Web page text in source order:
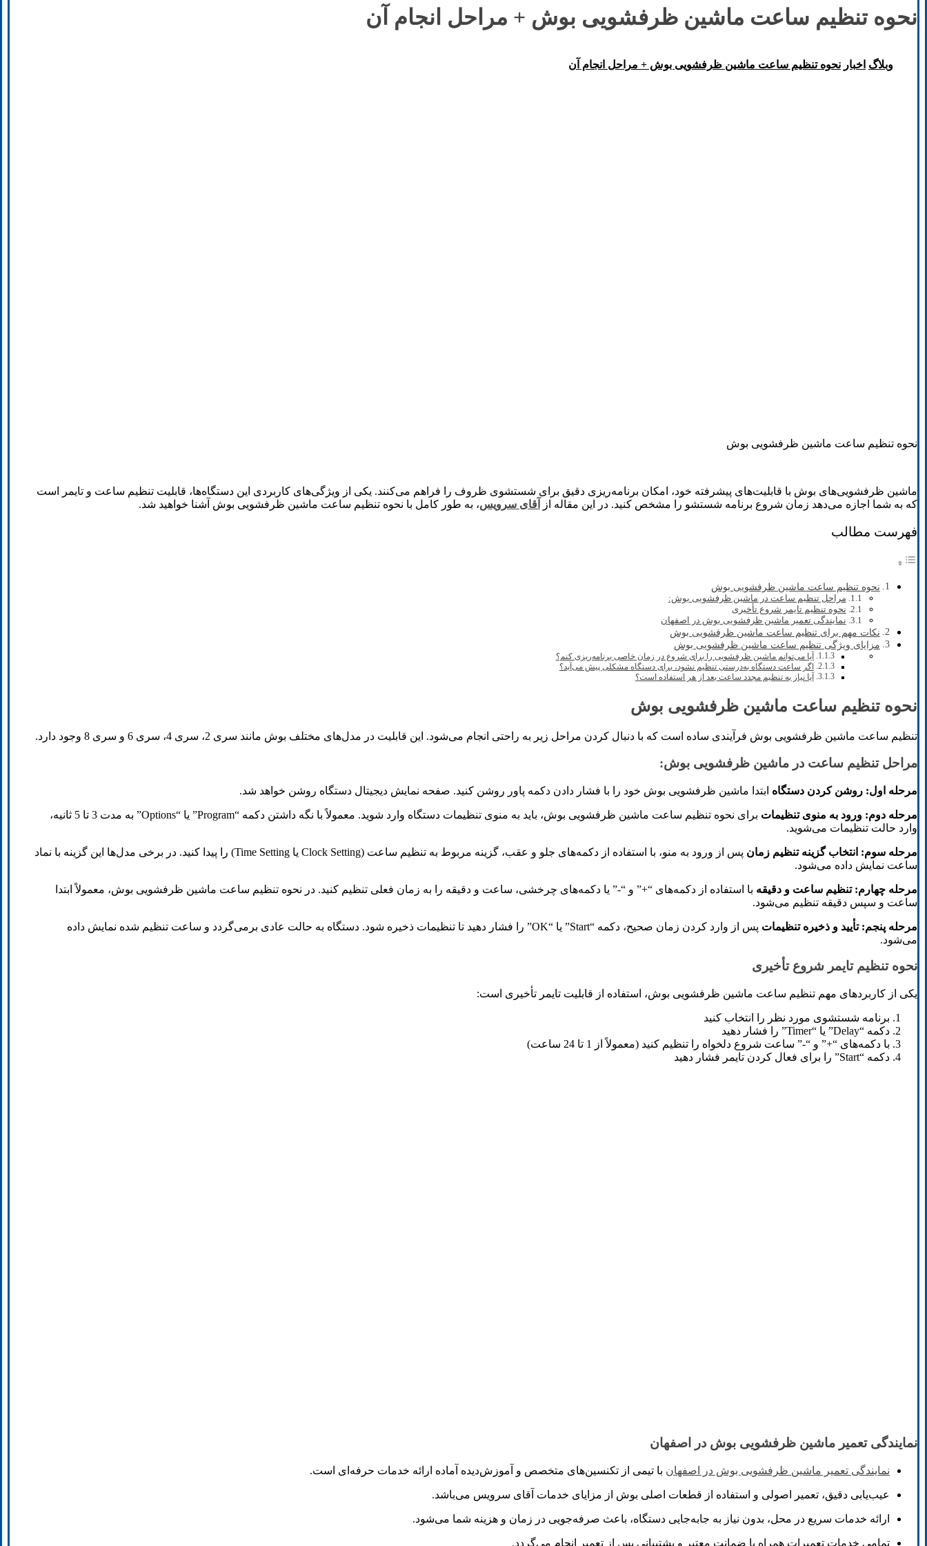
نحوه تنظیم ساعت ماشین ظرفشویی بوش + مراحل انجام آن
وبلاگ اخبار نحوه تنظیم ساعت ماشین ظرفشویی بوش + مراحل انجام آن
نحوه تنظیم ساعت ماشین ظرفشویی بوش
ماشین ظرفشویی‌های بوش با قابلیت‌های پیشرفته خود، امکان برنامه‌ریزی دقیق برای شستشوی ظروف را فراهم می‌کنند. یکی از ویژگی‌های کاربردی این دستگاه‌ها، قابلیت تنظیم ساعت و تایمر است
که به شما اجازه می‌دهد زمان شروع برنامه شستشو را مشخص کنید. در این مقاله از
آقای سرویس، به طور کامل با نحوه تنظیم ساعت ماشین ظرفشویی بوش آشنا خواهید شد.
فهرست مطالب
نحوه تنظیم ساعت ماشین ظرفشویی بوش
مراحل تنظیم ساعت در ماشین ظرفشویی بوش:
نحوه تنظیم تایمر شروع تأخیری
نمایندگی تعمیر ماشین ظرفشویی بوش در اصفهان
نکات مهم برای تنظیم ساعت ماشین ظرفشویی بوش
مزایای ویژگی تنظیم ساعت ماشین ظرفشویی بوش
آیا می‌توانم ماشین ظرفشویی را برای شروع در زمان خاصی برنامه‌ریزی کنم؟
اگر ساعت دستگاه به‌درستی تنظیم نشود، برای دستگاه مشکلی پیش می‌آید؟
آیا نیاز به تنظیم مجدد ساعت بعد از هر استفاده است؟
نحوه تنظیم ساعت ماشین ظرفشویی بوش
تنظیم ساعت ماشین ظرفشویی بوش فرآیندی ساده است که با دنبال کردن مراحل زیر به راحتی انجام می‌شود. این قابلیت در مدل‌های مختلف بوش مانند سری 2، سری 4، سری 6 و سری 8 وجود دارد.
مراحل تنظیم ساعت در ماشین ظرفشویی بوش:
مرحله اول: روشن کردن دستگاه ابتدا ماشین ظرفشویی بوش خود را با فشار دادن دکمه پاور روشن کنید. صفحه نمایش دیجیتال دستگاه روشن خواهد شد.
مرحله دوم: ورود به منوی تنظیمات
برای نحوه تنظیم ساعت ماشین ظرفشویی بوش، باید به منوی تنظیمات دستگاه وارد شوید. معمولاً با نگه داشتن دکمه “Program” یا “Options” به مدت 3 تا 5 ثانیه،
وارد حالت تنظیمات می‌شوید.
مرحله سوم: انتخاب گزینه تنظیم زمان
پس از ورود به منو، با استفاده از دکمه‌های جلو و عقب، گزینه مربوط به تنظیم ساعت (Clock Setting یا Time Setting) را پیدا کنید. در برخی مدل‌ها این گزینه با نماد
ساعت نمایش داده می‌شود.
مرحله چهارم: تنظیم ساعت و دقیقه با استفاده از دکمه‌های “+” و “-” یا دکمه‌های چرخشی، ساعت و دقیقه را به زمان فعلی تنظیم کنید. در نحوه تنظیم ساعت ماشین ظرفشویی بوش، معمولاً ابتدا
ساعت و سپس دقیقه تنظیم می‌شود.
مرحله پنجم: تأیید و ذخیره تنظیمات
پس از وارد کردن زمان صحیح، دکمه “Start” یا “OK” را فشار دهید تا تنظیمات ذخیره شود. دستگاه به حالت عادی برمی‌گردد و ساعت تنظیم شده نمایش داده
می‌شود.
نحوه تنظیم تایمر شروع تأخیری
یکی از کاربردهای مهم تنظیم ساعت ماشین ظرفشویی بوش، استفاده از قابلیت تایمر تأخیری است:
برنامه شستشوی مورد نظر را انتخاب کنید
دکمه “Delay” یا “Timer” را فشار دهید
با دکمه‌های “+” و “-” ساعت شروع دلخواه را تنظیم کنید (معمولاً از 1 تا 24 ساعت)
دکمه “Start” را برای فعال کردن تایمر فشار دهید
نمایندگی تعمیر ماشین ظرفشویی بوش در اصفهان
نمایندگی تعمیر ماشین ظرفشویی بوش در اصفهان با تیمی از تکنسین‌های متخصص و آموزش‌دیده آماده ارائه خدمات حرفه‌ای است.
عیب‌یابی دقیق، تعمیر اصولی و استفاده از قطعات اصلی بوش از مزایای خدمات آقای سرویس می‌باشد.
ارائه خدمات سریع در محل، بدون نیاز به جابه‌جایی دستگاه، باعث صرفه‌جویی در زمان و هزینه شما می‌شود.
تمامی خدمات تعمیرات همراه با ضمانت معتبر و پشتیبانی پس از تعمیر انجام می‌گردد.